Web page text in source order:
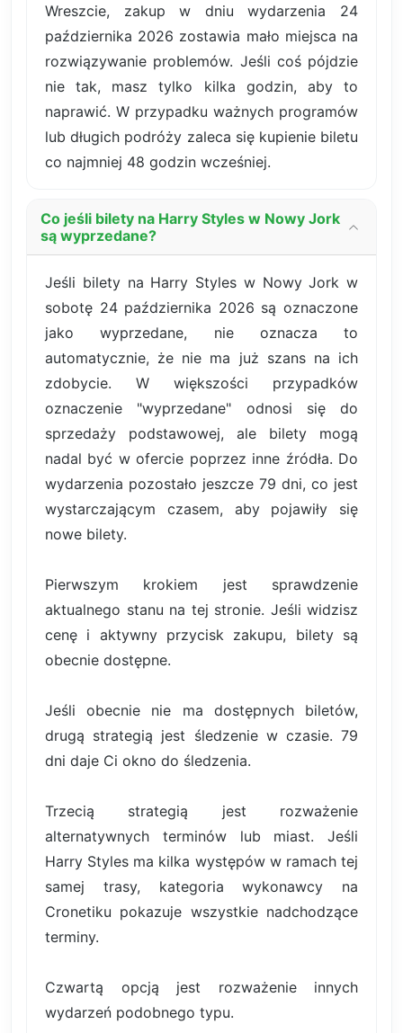
Wreszcie, zakup w dniu wydarzenia 24
października 2026 zostawia mało miejsca na
rozwiązywanie problemów. Jeśli coś pójdzie
nie tak, masz tylko kilka godzin, aby to
naprawić. W przypadku ważnych programów
lub długich podróży zaleca się kupienie biletu
co najmniej 48 godzin wcześniej.
Co jeśli bilety na Harry Styles w Nowy Jork
są wyprzedane?
Jeśli bilety na Harry Styles w Nowy Jork w
sobotę 24 października 2026 są oznaczone
jako wyprzedane, nie oznacza to
automatycznie, że nie ma już szans na ich
zdobycie. W większości przypadków
oznaczenie "wyprzedane" odnosi się do
sprzedaży podstawowej, ale bilety mogą
nadal być w ofercie poprzez inne źródła. Do
wydarzenia pozostało jeszcze 79 dni, co jest
wystarczającym czasem, aby pojawiły się
nowe bilety.
Pierwszym krokiem jest sprawdzenie
aktualnego stanu na tej stronie. Jeśli widzisz
cenę i aktywny przycisk zakupu, bilety są
obecnie dostępne.
Jeśli obecnie nie ma dostępnych biletów,
drugą strategią jest śledzenie w czasie. 79
dni daje Ci okno do śledzenia.
Trzecią strategią jest rozważenie
alternatywnych terminów lub miast. Jeśli
Harry Styles ma kilka występów w ramach tej
samej trasy, kategoria wykonawcy na
Cronetiku pokazuje wszystkie nadchodzące
terminy.
Czwartą opcją jest rozważenie innych
wydarzeń podobnego typu.